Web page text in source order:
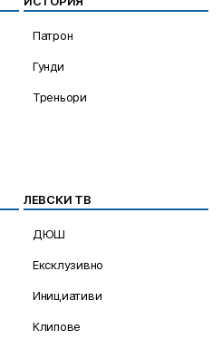
Патрон
Гунди
Треньори
ЛЕВСКИ ТВ
ДЮШ
Ексклузивно
Инициативи
Клипове